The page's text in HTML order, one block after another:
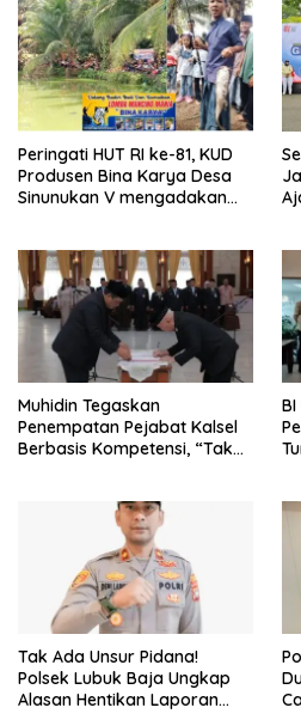
Peringati HUT RI ke-81, KUD
Produsen Bina Karya Desa
Sinunukan V mengadakan
Muhidin Tegaskan
Penempatan Pejabat Kalsel
Berbasis Kompetensi, “Tak
Tak Ada Unsur Pidana!
Polsek Lubuk Baja Ungkap
Alasan Hentikan Laporan